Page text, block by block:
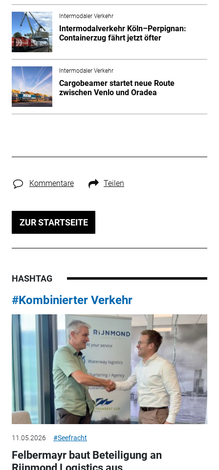
Intermodaler Verkehr
Intermodalverkehr Köln–Perpignan:
Containerzug fährt jetzt öfter
Intermodaler Verkehr
Cargobeamer startet neue Route
zwischen Venlo und Oradea
Kommentare Teilen
ZUR STARTSEITE
HASHTAG
#Kombinierter Verkehr
11.05.2026 #Seefracht
Felbermayr baut Beteiligung an
Rijnmond Logistics aus